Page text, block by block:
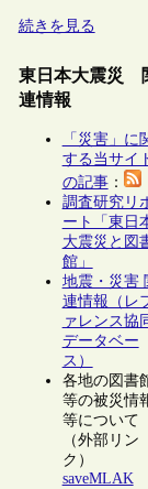
続きを見る
東日本大震災
連情報
「災害」に
する当サイ
の記事：
調査研究リ
ート「東日
大震災と図
館」
地震・災害
連情報（レ
ァレンス協
データベー
ス）
各地の図書
等の被災情
等について
（外部リン
ク）
saveMLAK